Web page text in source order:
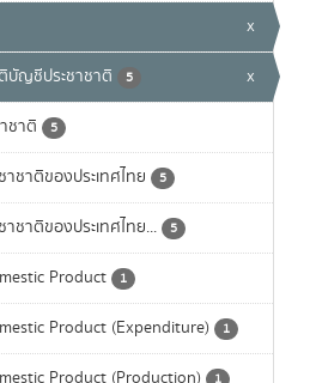
x
บัญชีประชาชาติ 5 x
ชาติ 5
าชาติของประเทศไทย 5
าชาติของประเทศไทย... 5
Product 1
Product (Expenditure) 1
Product (Production)